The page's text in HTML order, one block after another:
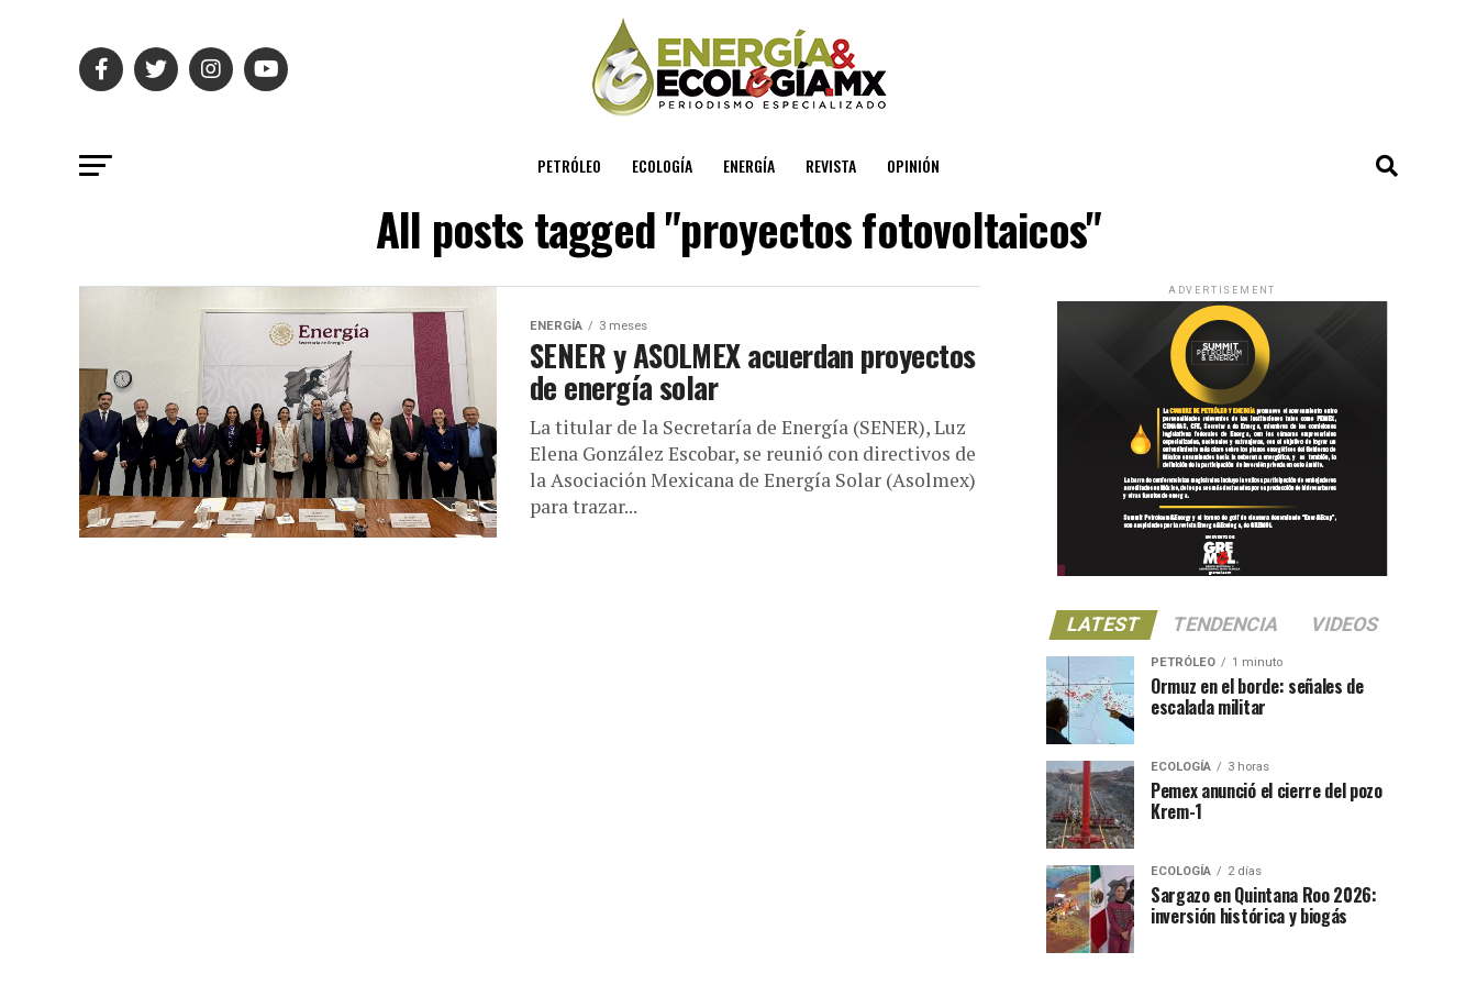
PETRÓLEO ECOLOGÍA ENERGÍA REVISTA OPINIÓN
All posts tagged "proyectos fotovoltaicos"
ENERGÍA 3 meses
SENER y ASOLMEX acuerdan proyectos
de energía solar
La titular de la Secretaría de Energía (SENER), Luz
Elena González Escobar, se reunió con directivos de
la Asociación Mexicana de Energía Solar (Asolmex)
para trazar...
ADVERTISEMENT
LATEST TENDENCIA VIDEOS
PETRÓLEO 1 minuto
Ormuz en el borde: señales de
escalada militar
ECOLOGÍA 3 horas
Pemex anunció el cierre del pozo
Krem-1
ECOLOGÍA 2 días
Sargazo en Quintana Roo 2026:
inversión histórica y biogás